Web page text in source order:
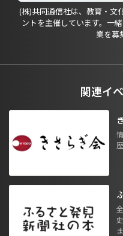
(株)共同通信社は、教育・文
ントを主催しています。一
業を募
関連イ